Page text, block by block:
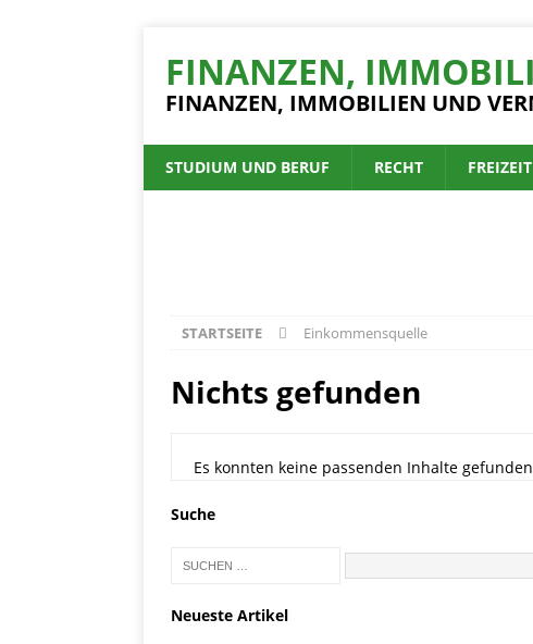
FINANZEN,
FINANZEN, IMMOBILIEN UND
STUDIUM UND BERUF RECHT FREIZEIT
STARTSEITE Einkommensquelle
Nichts gefunden
Es konnten keine passenden Inhalte
Suche
Neueste Artikel